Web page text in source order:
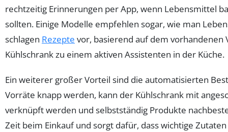
rechtzeitig Erinnerungen per App, wenn Lebensmittel
sollten. Einige Modelle empfehlen sogar, wie man
schlagen Rezepte vor, basierend auf dem vorhandenen
Kühlschrank zu einem aktiven Assistenten in der Küche.
Ein weiterer großer Vorteil sind die automatisierten
Vorräte knapp werden, kann der Kühlschrank mit
verknüpft werden und selbstständig Produkte
Zeit beim Einkauf und sorgt dafür, dass wichtige